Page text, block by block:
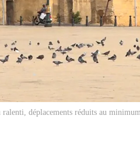
ralenti, déplacements réduits au